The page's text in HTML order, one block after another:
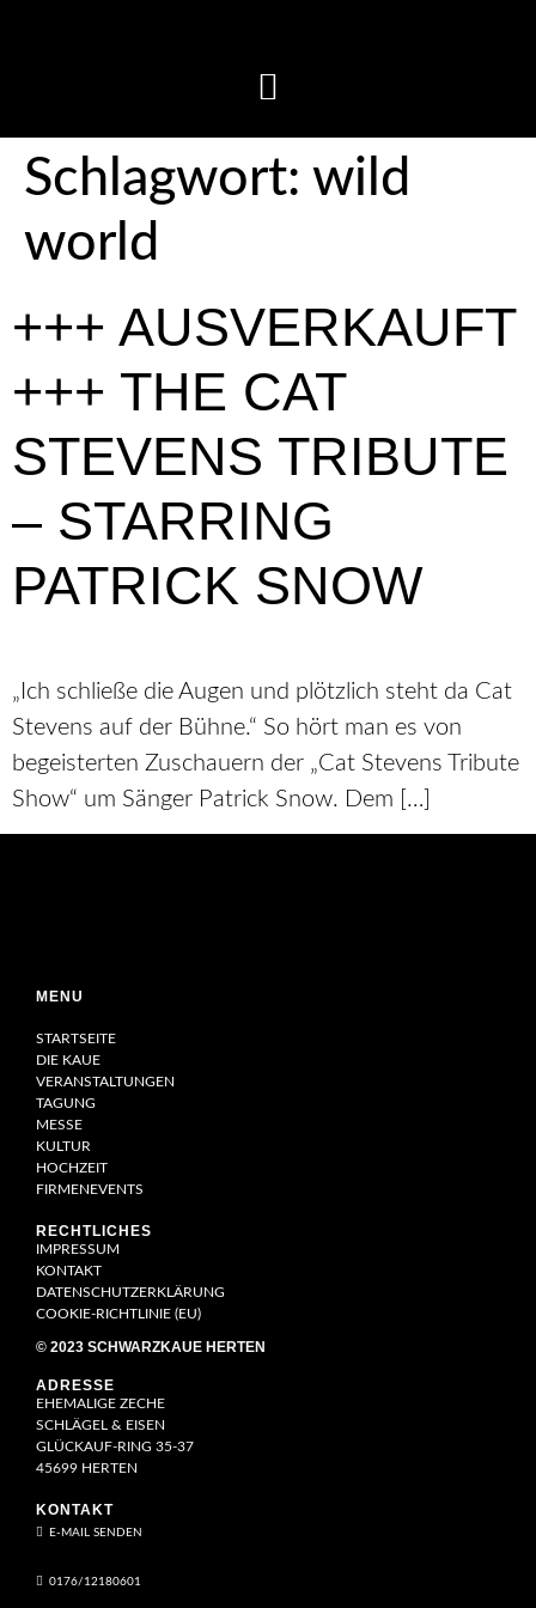
Schlagwort: wild
world
+++ AUSVERKAUFT
+++ THE CAT
STEVENS TRIBUTE
– STARRING
PATRICK SNOW
„Ich schließe die Augen und plötzlich steht da Cat
Stevens auf der Bühne.“ So hört man es von
begeisterten Zuschauern der „Cat Stevens Tribute
Show“ um Sänger Patrick Snow. Dem […]
MENU
STARTSEITE
DIE KAUE
VERANSTALTUNGEN
TAGUNG
MESSE
KULTUR
HOCHZEIT
FIRMENEVENTS
RECHTLICHES
IMPRESSUM
KONTAKT
DATENSCHUTZERKLÄRUNG
COOKIE-RICHTLINIE (EU)
© 2023 SCHWARZKAUE HERTEN
ADRESSE
EHEMALIGE ZECHE
SCHLÄGEL & EISEN
GLÜCKAUF-RING 35-37
45699 HERTEN
KONTAKT
E-MAIL SENDEN
0176/12180601